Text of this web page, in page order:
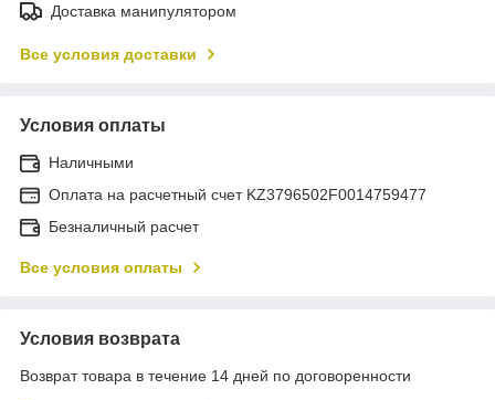
Доставка манипулятором
Все условия доставки
Условия оплаты
Наличными
Оплата на расчетный счет KZ3796502F0014759477
Безналичный расчет
Все условия оплаты
Условия возврата
Возврат товара в течение 14 дней по договоренности